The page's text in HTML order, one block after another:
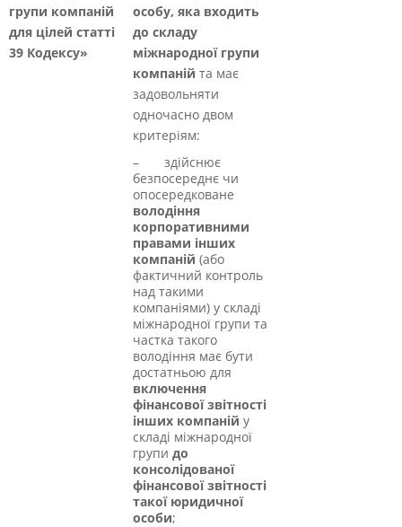
групи компаній
для цілей статті
39 Кодексу»
особу, яка входить
до складу
міжнародної групи
компаній та має
задовольняти
одночасно двом
критеріям:
– здійснює
безпосереднє чи
опосередковане
володіння
корпоративними
правами інших
компаній (або
фактичний контроль
над такими
компаніями) у складі
міжнародної групи та
частка такого
володіння має бути
достатньою для
включення
фінансової звітності
інших компаній у
складі міжнародної
групи до
консолідованої
фінансової звітності
такої юридичної
особи;